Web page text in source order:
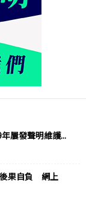
屢發聲明維護...
後果自負 網上